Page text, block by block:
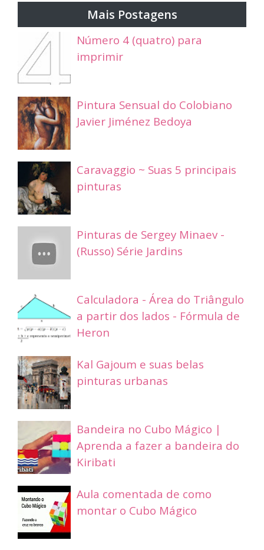
Mais Postagens
Número 4 (quatro) para
imprimir
Pintura Sensual do Colobiano
Javier Jiménez Bedoya
Caravaggio ~ Suas 5 principais
pinturas
Pinturas de Sergey Minaev -
(Russo) Série Jardins
Calculadora - Área do Triângulo
a partir dos lados - Fórmula de
Heron
Kal Gajoum e suas belas
pinturas urbanas
Bandeira no Cubo Mágico |
Aprenda a fazer a bandeira do
Kiribati
Aula comentada de como
montar o Cubo Mágico